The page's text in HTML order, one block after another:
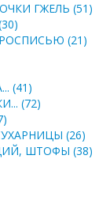
ГЖЕЛЬ (51)
(21)
(41)
(72)
(26)
ШТОФЫ (38)